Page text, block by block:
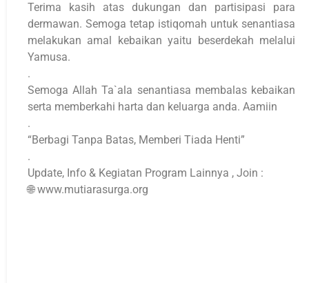
Terima kasih atas dukungan dan partisipasi para
dermawan. Semoga tetap istiqomah untuk senantiasa
melakukan amal kebaikan yaitu beserdekah melalui
Yamusa.
.
Semoga Allah Ta`ala senantiasa membalas kebaikan
serta memberkahi harta dan keluarga anda. Aamiin
.
“Berbagi Tanpa Batas, Memberi Tiada Henti”
.
Update, Info & Kegiatan Program Lainnya , Join :
🌐 www.mutiarasurga.org